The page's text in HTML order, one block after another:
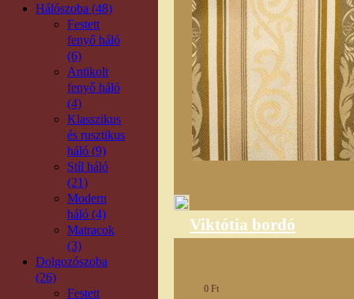
Hálószoba (48)
Festett
fenyő háló
(6)
Antikolt
fenyő háló
(4)
Klasszikus
és rusztikus
háló (9)
Stíl háló
(21)
Modern
háló (4)
Matracok
(3)
Dolgozószoba
(26)
Festett
Viktótia bordó
0 Ft